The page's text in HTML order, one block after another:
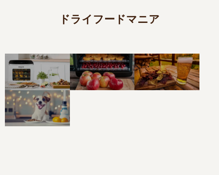
ドライフードマニア